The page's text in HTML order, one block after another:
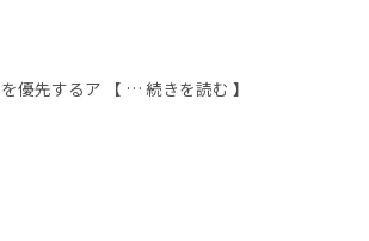
優先するア 【 … 続きを読む 】